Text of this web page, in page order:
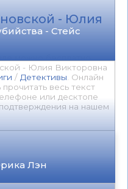
- Стейс
Лэн
- Юлия
- Юлия Викторовна
/ Детективы . Онлайн
весь текст
или десктопе
на нашем